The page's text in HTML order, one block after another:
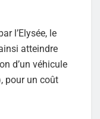
l’Elysée, le
atteindre
d’un véhicule
pour un coût